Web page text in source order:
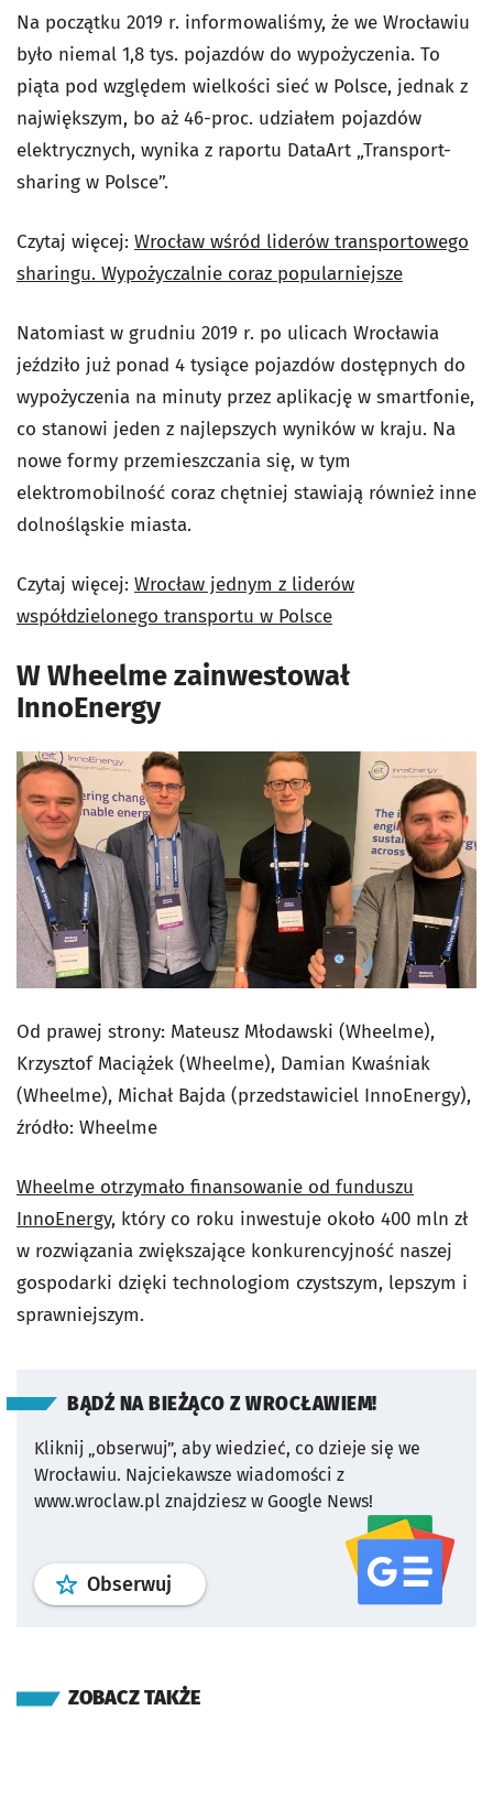
Na początku 2019 r. informowaliśmy, że we Wrocławiu
było niemal 1,8 tys. pojazdów do wypożyczenia. To
piąta pod względem wielkości sieć w Polsce, jednak z
największym, bo aż 46-proc. udziałem pojazdów
elektrycznych, wynika z raportu DataArt „Transport-
sharing w Polsce”.
Czytaj więcej: Wrocław wśród liderów transportowego
sharingu. Wypożyczalnie coraz popularniejsze
Natomiast w grudniu 2019 r. po ulicach Wrocławia
jeździło już ponad 4 tysiące pojazdów dostępnych do
wypożyczenia na minuty przez aplikację w smartfonie,
co stanowi jeden z najlepszych wyników w kraju. Na
nowe formy przemieszczania się, w tym
elektromobilność coraz chętniej stawiają również inne
dolnośląskie miasta.
Czytaj więcej: Wrocław jednym z liderów
współdzielonego transportu w Polsce
W Wheelme zainwestował
InnoEnergy
Od prawej strony: Mateusz Młodawski (Wheelme),
Krzysztof Maciążek (Wheelme), Damian Kwaśniak
(Wheelme), Michał Bajda (przedstawiciel InnoEnergy),
źródło: Wheelme
Wheelme otrzymało finansowanie od funduszu
InnoEnergy, który co roku inwestuje około 400 mln zł
w rozwiązania zwiększające konkurencyjność naszej
gospodarki dzięki technologiom czystszym, lepszym i
sprawniejszym.
BĄDŹ NA BIEŻĄCO Z WROCŁAWIEM!
Kliknij „obserwuj”, aby wiedzieć, co dzieje się we
Wrocławiu. Najciekawsze wiadomości z
www.wroclaw.pl znajdziesz w Google News!
Obserwuj profil serwisu
ZOBACZ TAKŻE